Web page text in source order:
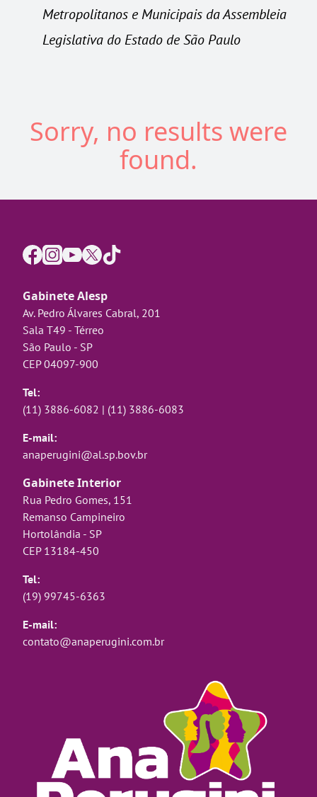
Metropolitanos e Municipais da Assembleia
Legislativa do Estado de São Paulo
Sorry, no results were
found.
Gabinete Alesp
Av. Pedro Álvares Cabral, 201
Sala T49 - Térreo
São Paulo - SP
CEP 04097-900
Tel:
(11) 3886-6082 | (11) 3886-6083
E-mail:
anaperugini@al.sp.bov.br
Gabinete Interior
Rua Pedro Gomes, 151
Remanso Campineiro
Hortolândia - SP
CEP 13184-450
Tel:
(19) 99745-6363
E-mail:
contato@anaperugini.com.br